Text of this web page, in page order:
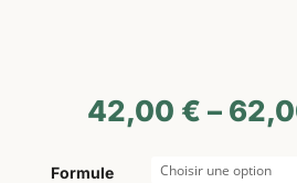
42,00 € –
Formule